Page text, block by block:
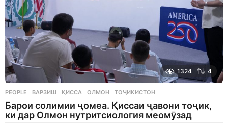
1324 4
PEOPLE ВАРЗИШ ,ҚИССА ,ОЛМОН ,ТОҶИКИСТОН
Барои солимии ҷомеа. Қиссаи ҷавони тоҷик,
ки дар Олмон нутритсиология меомӯзад